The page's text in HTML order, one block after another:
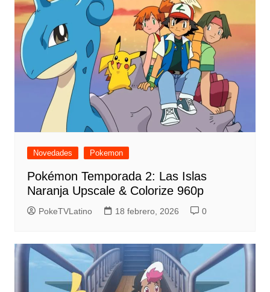
Novedades Pokemon
Pokémon Temporada 2: Las Islas
Naranja Upscale & Colorize 960p
PokeTVLatino 18 febrero, 2026 0